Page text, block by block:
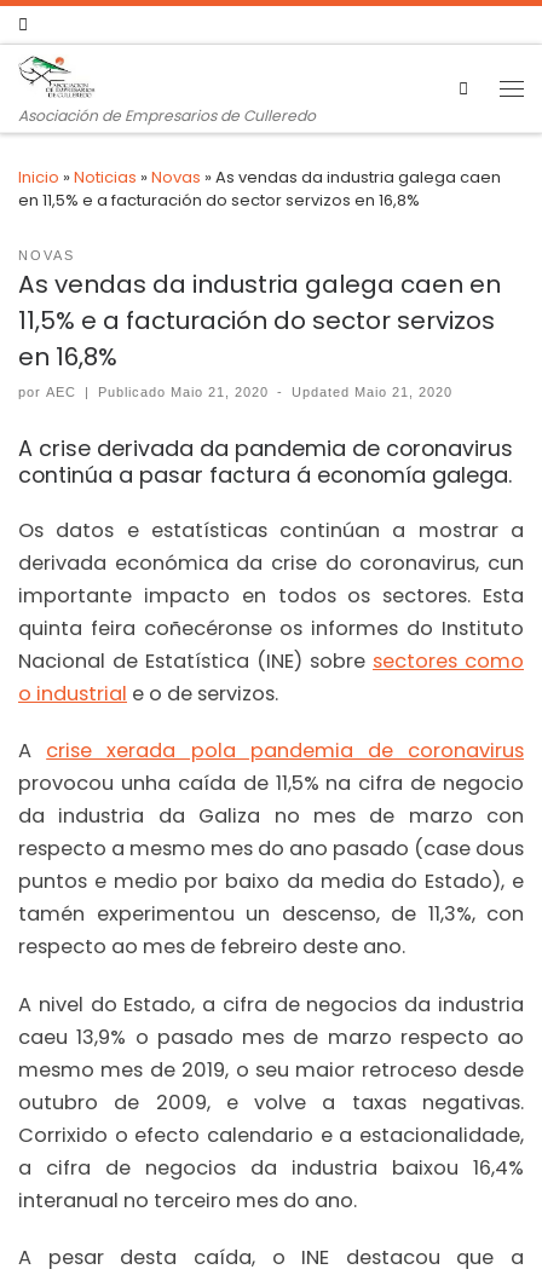
Asociación de Empresarios de Culleredo
Search
Inicio »Noticias »Novas »As vendas da industria galega caen
en 11,5% e a facturación do sector servizos en 16,8%
NOVAS
As vendas da industria galega caen en
11,5% e a facturación do sector servizos
en 16,8%
por AEC | Publicado Maio 21, 2020 - Updated Maio 21, 2020
A crise derivada da pandemia de coronavirus
continúa a pasar factura á economía galega.
Os datos e estatísticas continúan a mostrar a
derivada económica da crise do coronavirus, cun
importante impacto en todos os sectores. Esta
quinta feira coñecéronse os informes do Instituto
Nacional de Estatística (INE) sobre sectores como
o industrial e o de servizos.
A crise xerada pola pandemia de coronavirus
provocou unha caída de 11,5% na cifra de negocio
da industria da Galiza no mes de marzo con
respecto a mesmo mes do ano pasado (case dous
puntos e medio por baixo da media do Estado), e
tamén experimentou un descenso, de 11,3%, con
respecto ao mes de febreiro deste ano.
A nivel do Estado, a cifra de negocios da industria
caeu 13,9% o pasado mes de marzo respecto ao
mesmo mes de 2019, o seu maior retroceso desde
outubro de 2009, e volve a taxas negativas.
Corrixido o efecto calendario e a estacionalidade,
a cifra de negocios da industria baixou 16,4%
interanual no terceiro mes do ano.
A pesar desta caída, o INE destacou que a